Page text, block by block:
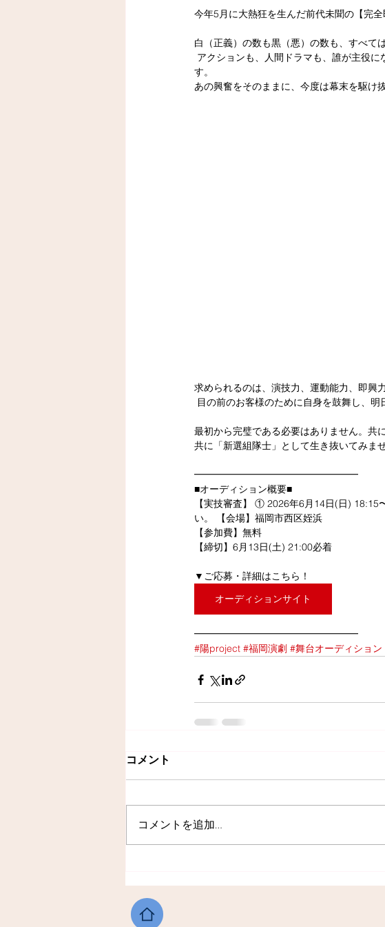
今年5月に大熱狂を生んだ前代未聞の【完
白（正義）の数も黒（悪）の数も、すべて
す。
あの興奮をそのままに、今度は幕末を駆け
求められるのは、演技力、運動能力、即興
目の前のお客様のために自身を鼓舞し、明
最初から完璧である必要はありません。共
共に「新選組隊士」として生き抜いてみま
━━━━━━━━━━━━━━━━━
■オーディション概要■
【実技審査】 ① 2026年6月14日(日)
い。 【会場】福岡市西区姪浜
【参加費】無料
【締切】6月13日(土) 21:00必着
▼ご応募・詳細はこちら！
オーディションサイト
━━━━━━━━━━━━━━━━━
#陽project #福岡演劇 #舞台オーディション
コメント
コメントを追加…